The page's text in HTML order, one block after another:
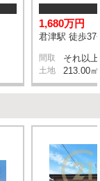
1,680万円
君津駅 徒歩37
間取 それ以上
土地 213.00㎡